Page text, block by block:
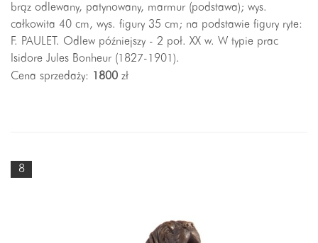
brąz odlewany, patynowany, marmur (podstawa); wys.
całkowita 40 cm, wys. figury 35 cm; na podstawie figury ryte:
F. PAULET. Odlew późniejszy - 2 poł. XX w. W typie prac
Isidore Jules Bonheur (1827-1901).
Cena sprzedaży:
1800 zł
8